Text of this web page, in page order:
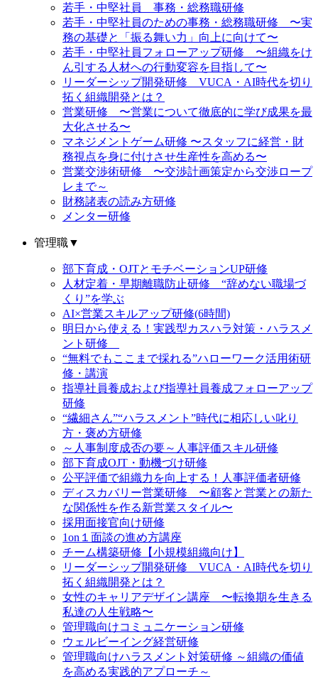
若手・中堅社員 事務・総務職研修
若手・中堅社員のための事務・総務職研修 〜実
務の基礎と「振る舞い力」向上に向けて〜
若手・中堅社員フォローアップ研修 〜組織をけ
ん引する人材への行動変容を目指して〜
リーダーシップ開発研修 VUCA・AI時代を切り
拓く組織開発とは？
営業研修 〜営業について徹底的に学び成果を最
大化させる〜
マネジメントゲーム研修 〜スタッフに経営・財
務視点を身に付けさせ生産性を高める〜
営業交渉術研修 〜交渉計画策定から交渉ロープ
レまで～
財務諸表の読み方研修
メンター研修
管理職▼
部下育成・OJTとモチベーションUP研修
人材定着・早期離職防止研修 “辞めない職場づ
くり”を学ぶ
AI×営業スキルアップ研修(6時間)
明日から使える！実践型カスハラ対策・ハラスメ
ント研修
“無料でもここまで採れる”ハローワーク活用術研
修・講演
指導社員養成および指導社員養成フォローアップ
研修
“繊細さん”“ハラスメント”時代に相応しい叱り
方・褒め方研修
～人事制度成否の要～人事評価スキル研修
部下育成OJT・動機づけ研修
公平評価で組織力を向上する！人事評価者研修
ディスカバリー営業研修 〜顧客と営業との新た
な関係性を作る新営業スタイル〜
採用面接官向け研修
1on１面談の進め方講座
チーム構築研修【小規模組織向け】
リーダーシップ開発研修 VUCA・AI時代を切り
拓く組織開発とは？
女性のキャリアデザイン講座 〜転換期を生きる
私達の人生戦略〜
管理職向けコミュニケーション研修
ウェルビーイング経営研修
管理職向けハラスメント対策研修 ～組織の価値
を高める実践的アプローチ～